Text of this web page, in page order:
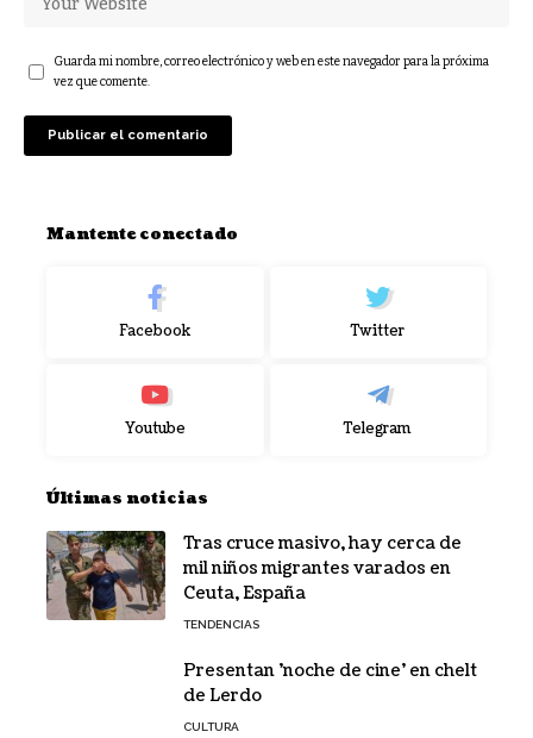
Guarda mi nombre, correo electrónico y web en este navegador para la próxima
vez que comente.
Mantente conectado
Facebook Twitter
Youtube Telegram
Últimas noticias
Tras cruce masivo, hay cerca de
mil niños migrantes varados en
Ceuta, España
TENDENCIAS
Presentan 'noche de cine' en chelt
de Lerdo
CULTURA